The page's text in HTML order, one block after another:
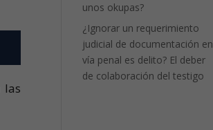
las
unos okupas?
¿Ignorar un requerimiento
judicial de documentación en
vía penal es delito? El deber
de colaboración del testigo